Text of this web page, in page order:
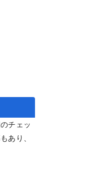
チェッ
あり、